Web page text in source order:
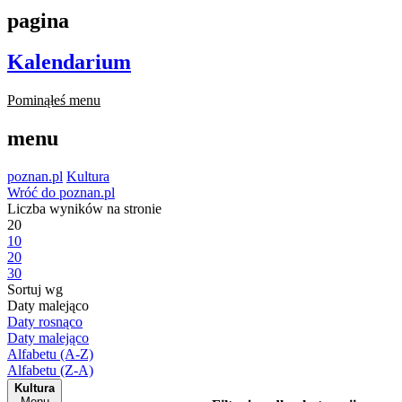
pagina
Kalendarium
Pominąłeś menu
menu
poznan.pl Kultura
Wróć do poznan.pl
Liczba wyników na stronie
20
10
20
30
Sortuj wg
Daty malejąco
Daty rosnąco
Daty malejąco
Alfabetu (A-Z)
Alfabetu (Z-A)
Kultura